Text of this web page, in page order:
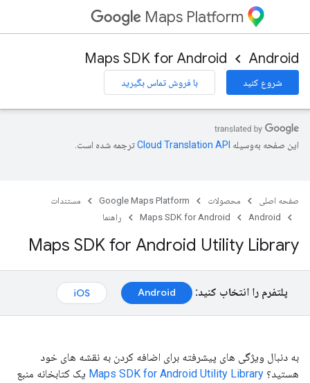
Maps Platform
Maps SDK for Android
شروع کنید با فروش تماس بگیرید
صفحه به‌وسیله ترجمه شده است.
اصلی محصولات Google Maps Platform
مستندات
Android
Maps SDK for Android راهنما
Maps SDK for Android Utility
پلتفرم را انتخاب کنید: Android
iOS
دنبال ویژگی های پیشرفته برای اضافه کردن به نقشه های خود
Maps SDK for Android Utility Libraryیک کتابخانه منبع